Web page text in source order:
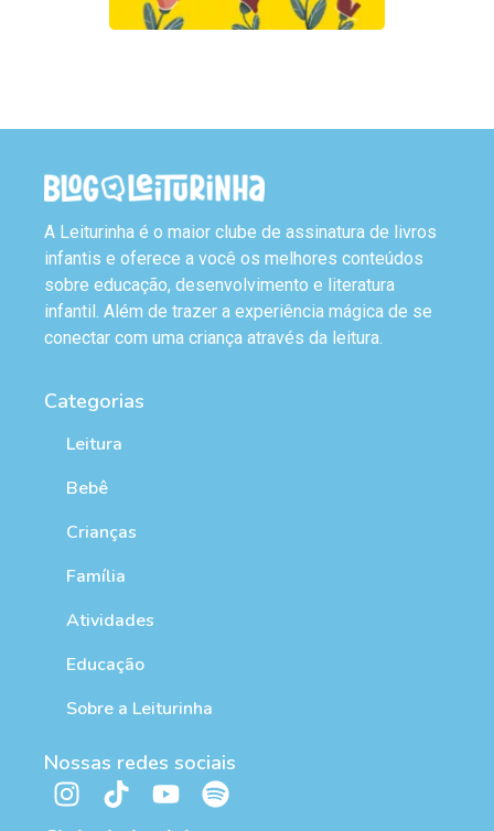
A Leiturinha é o maior clube de assinatura de livros
infantis e oferece a você os melhores conteúdos
sobre educação, desenvolvimento e literatura
infantil. Além de trazer a experiência mágica de se
conectar com uma criança através da leitura.
Categorias
Leitura
Bebê
Crianças
Família
Atividades
Educação
Sobre a Leiturinha
Nossas redes sociais